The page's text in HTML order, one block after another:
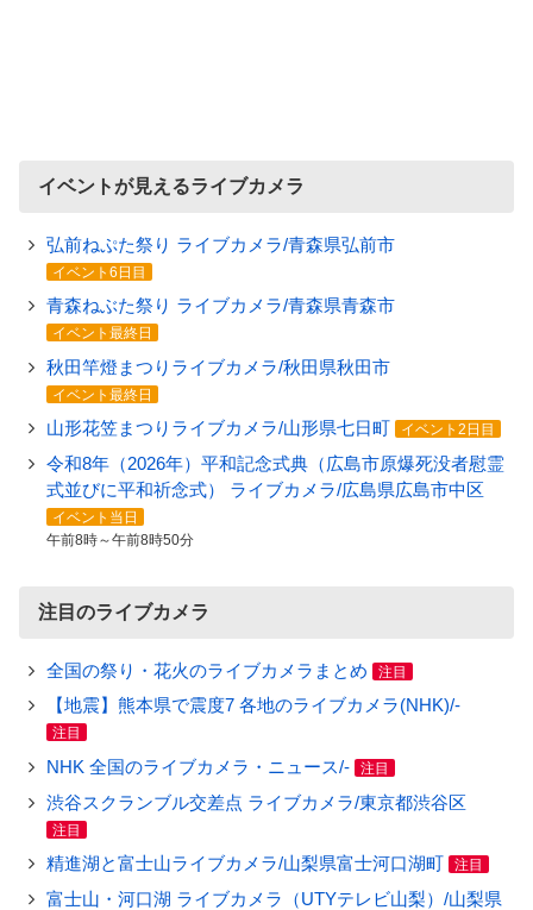
イベントが見えるライブカメラ
弘前ねぷた祭り ライブカメラ/青森県弘前市
イベント6日目
青森ねぶた祭り ライブカメラ/青森県青森市
イベント最終日
秋田竿燈まつりライブカメラ/秋田県秋田市
イベント最終日
山形花笠まつりライブカメラ/山形県七日町 イベント2日目
令和8年（2026年）平和記念式典（広島市原爆死没者慰霊
式並びに平和祈念式） ライブカメラ/広島県広島市中区
イベント当日
午前8時～午前8時50分
注目のライブカメラ
全国の祭り・花火のライブカメラまとめ 注目
【地震】熊本県で震度7 各地のライブカメラ(NHK)/-
注目
NHK 全国のライブカメラ・ニュース/- 注目
渋谷スクランブル交差点 ライブカメラ/東京都渋谷区
注目
精進湖と富士山ライブカメラ/山梨県富士河口湖町 注目
富士山・河口湖 ライブカメラ（UTYテレビ山梨）/山梨県